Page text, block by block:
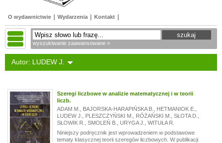
O wydawnictwie Wydarzenia Kontakt
wyszukiwanie zaawansowane »
Autor: LUDEW J.
Szeregi liczbowe w analizie matematycznej i w teorii
liczb.
ADAM M.
BAJORSKA-HARAPIŃSKA B. HETMANIOK E.
LUDEW J.
PLESZCZYŃSKI M. RÓŻAŃSKI M. SŁOTA D.
SŁOWIK R.
SMOLEŃ B. URYGA J.
WITUŁA R.
Niniejszy podręcznik jest wprowadzeniem w podstawowe
tematy klasycznej teorii szeregów liczbowych. W publikacji